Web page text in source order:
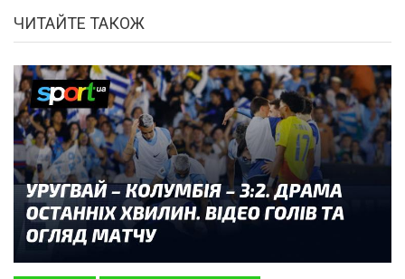
ЧИТАЙТЕ ТАКОЖ